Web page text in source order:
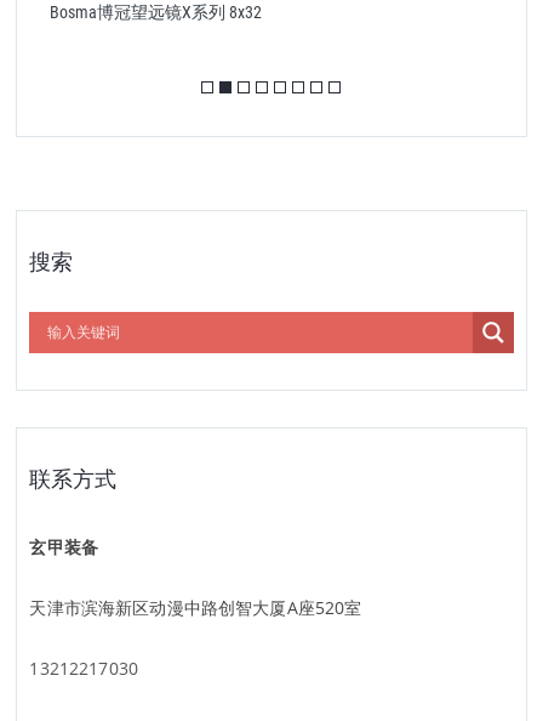
Bosma博冠望远镜X系列 8x32
搜索
联系方式
玄甲装备
天津市滨海新区动漫中路创智大厦A座520室
13212217030